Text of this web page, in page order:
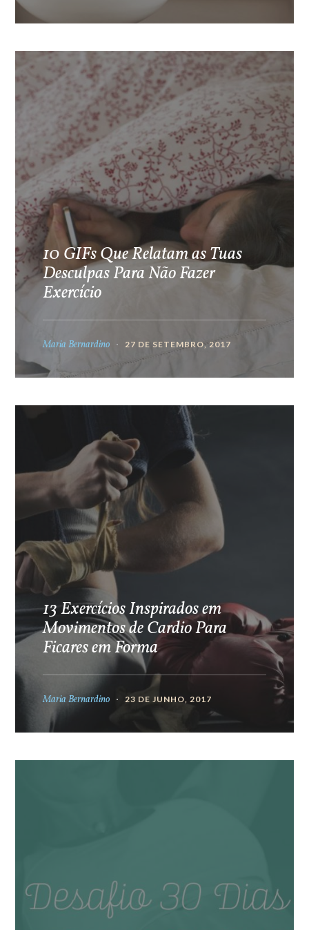
10 GIFs Que Relatam as Tuas
Desculpas Para Não Fazer
Exercício
Maria Bernardino 27 DE SETEMBRO, 2017
13 Exercícios Inspirados em
Movimentos de Cardio Para
Ficares em Forma
Maria Bernardino 23 DE JUNHO, 2017